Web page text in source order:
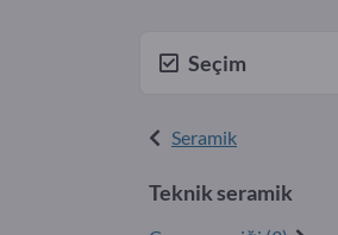
Seçim
Seramik
Teknik seramik